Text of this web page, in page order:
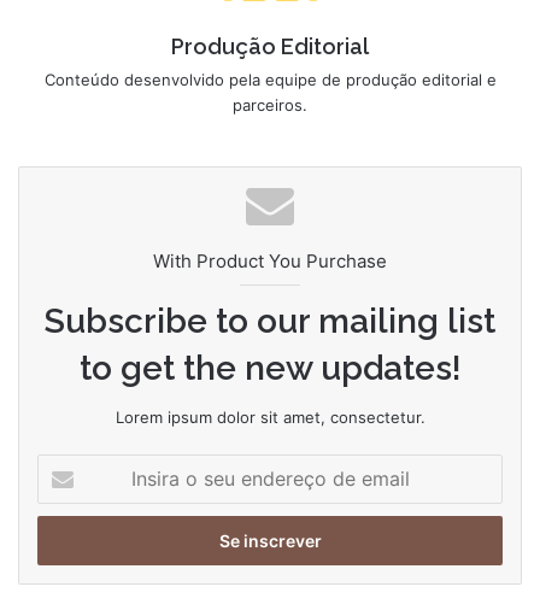
Produção Editorial
Conteúdo desenvolvido pela equipe de produção editorial e
parceiros.
With Product You Purchase
Subscribe to our mailing list
to get the new updates!
Lorem ipsum dolor sit amet, consectetur.
seu
de